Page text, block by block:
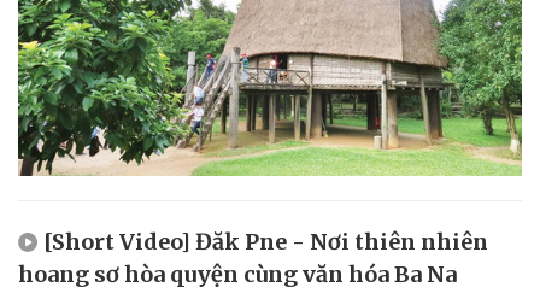
[Short Video] Đăk Pne - Nơi thiên nhiên
hoang sơ hòa quyện cùng văn hóa Ba Na